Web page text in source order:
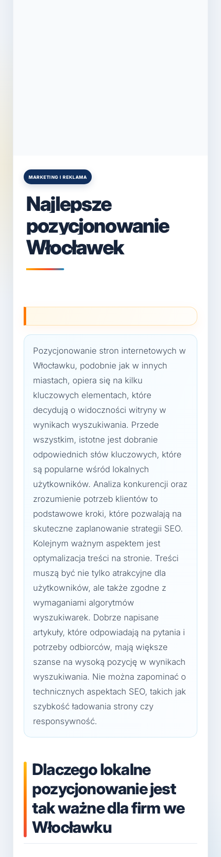
Posted
MARKETING I REKLAMA
Najlepsze
pozycjonowanie
Włocławek
Pozycjonowanie stron internetowych w
Włocławku, podobnie jak w innych
miastach, opiera się na kilku
kluczowych elementach, które
decydują o widoczności witryny w
wynikach wyszukiwania. Przede
wszystkim, istotne jest dobranie
odpowiednich słów kluczowych, które
są popularne wśród lokalnych
użytkowników. Analiza konkurencji oraz
zrozumienie potrzeb klientów to
podstawowe kroki, które pozwalają na
skuteczne zaplanowanie strategii SEO.
Kolejnym ważnym aspektem jest
optymalizacja treści na stronie. Treści
muszą być nie tylko atrakcyjne dla
użytkowników, ale także zgodne z
wymaganiami algorytmów
wyszukiwarek. Dobrze napisane
artykuły, które odpowiadają na pytania i
potrzeby odbiorców, mają większe
szanse na wysoką pozycję w wynikach
wyszukiwania. Nie można zapominać o
technicznych aspektach SEO, takich jak
szybkość ładowania strony czy
responsywność.
Dlaczego lokalne
pozycjonowanie jest
tak ważne dla firm we
Włocławku